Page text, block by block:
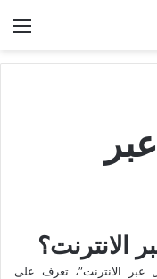
الانترنت؟
عبر الانترنت”، تعرف على